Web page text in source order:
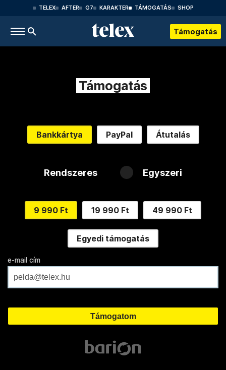
TELEX AFTER G7 KARAKTER TÁMOGATÁS SHOP
Támogatás
Támogatás
Bankkártya PayPal Átutalás
Rendszeres Egyszeri
9 990 Ft 19 990 Ft 49 990 Ft
Egyedi támogatás
e-mail cím